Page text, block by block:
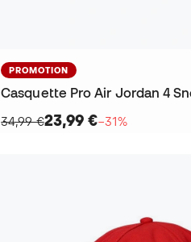
PROMOTION
34,99 €23,99 €−31%